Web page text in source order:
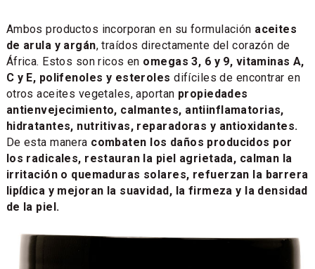
Ambos productos incorporan en su formulación aceites
de arula y argán, traídos directamente del corazón de
África. Estos son ricos en omegas 3, 6 y 9, vitaminas A,
C y E, polifenoles y esteroles difíciles de encontrar en
otros aceites vegetales, aportan propiedades
antienvejecimiento, calmantes, antiinflamatorias,
hidratantes, nutritivas, reparadoras y antioxidantes.
De esta manera combaten los daños producidos por
los radicales, restauran la piel agrietada, calman la
irritación o quemaduras solares, refuerzan la barrera
lipídica y mejoran la suavidad, la firmeza y la densidad
de la piel.